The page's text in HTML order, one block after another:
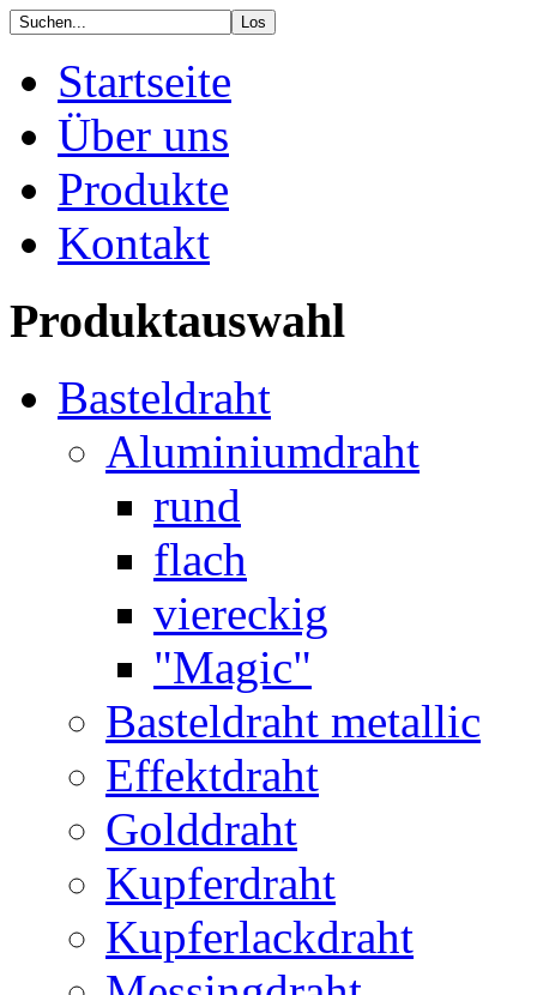
Startseite
Über uns
Produkte
Kontakt
Produktauswahl
Basteldraht
Aluminiumdraht
rund
flach
viereckig
"Magic"
Basteldraht metallic
Effektdraht
Golddraht
Kupferdraht
Kupferlackdraht